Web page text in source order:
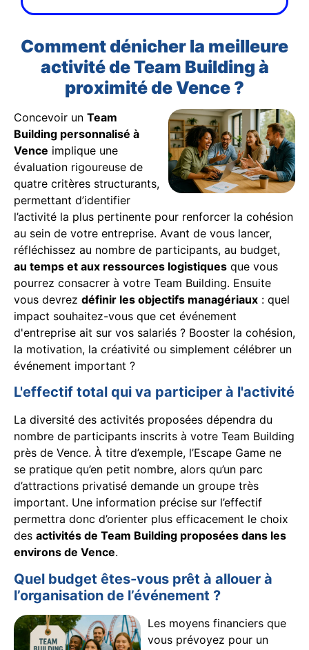
Comment dénicher la meilleure
activité de Team Building à
proximité de Vence ?
Concevoir un Team
Building personnalisé à
Vence implique une
évaluation rigoureuse de
quatre critères structurants,
permettant d’identifier
l’activité la plus pertinente pour renforcer la cohésion
au sein de votre entreprise. Avant de vous lancer,
réfléchissez au nombre de participants, au budget,
au temps et aux ressources logistiques que vous
pourrez consacrer à votre Team Building. Ensuite
vous devrez définir les objectifs managériaux : quel
impact souhaitez-vous que cet événement
d'entreprise ait sur vos salariés ? Booster la cohésion,
la motivation, la créativité ou simplement célébrer un
événement important ?
L'effectif total qui va participer à l'activité
La diversité des activités proposées dépendra du
nombre de participants inscrits à votre Team Building
près de Vence. À titre d’exemple, l’Escape Game ne
se pratique qu’en petit nombre, alors qu’un parc
d’attractions privatisé demande un groupe très
important. Une information précise sur l’effectif
permettra donc d’orienter plus efficacement le choix
des activités de Team Building proposées dans les
environs de Vence.
Quel budget êtes-vous prêt à allouer à
l’organisation de l’événement ?
Les moyens financiers que
vous prévoyez pour un